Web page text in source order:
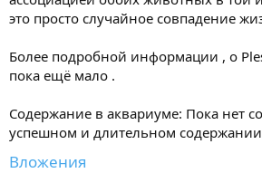
это просто случайное совпадение
Более подробной информации , о
пока ещё мало .
Содержание в аквариуме: Пока нет
успешном и длительном
Вложения